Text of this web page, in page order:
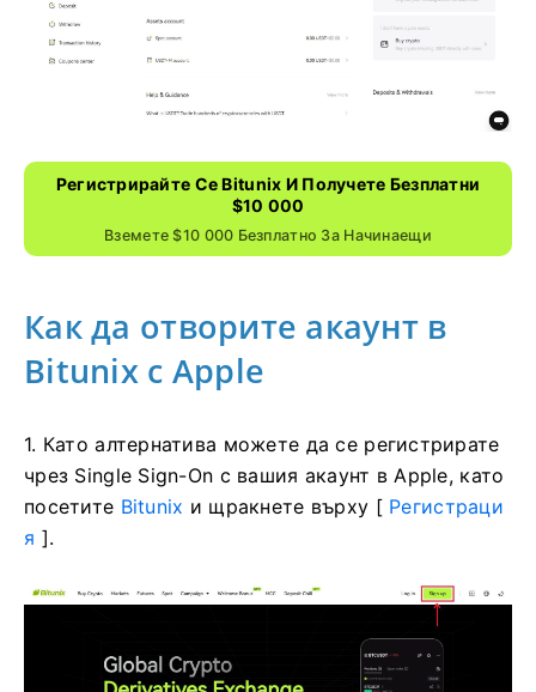
Регистрирайте Се Bitunix И Получете Безплатни
$10 000
Вземете $10 000 Безплатно За Начинаещи
Как да отворите акаунт в
Bitunix с Apple
1. Като алтернатива можете да се регистрирате
чрез Single Sign-On с вашия акаунт в Apple, като
посетите Bitunix и щракнете върху [ Регистраци
я ].